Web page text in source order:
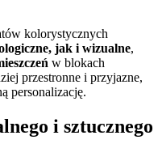
kolorystycznych
jak i wizualne,
w blokach
przestronne i przyjazne,
personalizację.
i sztucznego